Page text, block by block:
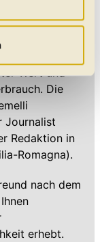
Es werden nur
stehen. Sie
Wert und
Die
Journalist
Redaktion in
Romagna).
nach dem
erhebt.